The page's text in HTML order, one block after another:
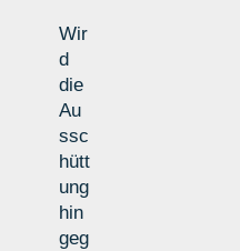
Wir
d
die
Au
ssc
hütt
ung
hin
geg